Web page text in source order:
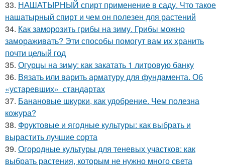
33. НАШАТЫРНЫЙ спирт применение в саду. Что такое
нашатырный спирт и чем он полезен для растений
34. Как заморозить грибы на зиму. Грибы можно
замораживать? Эти способы помогут вам их хранить
почти целый год
35. Огурцы на зиму: как закатать 1 литровую банку
36. Вязать или варить арматуру для фундамента. Об
«устаревших» стандартах
37. Банановые шкурки, как удобрение. Чем полезна
кожура?
38. Фруктовые и ягодные культуры: как выбрать и
вырастить лучшие сорта
39. Огородные культуры для теневых участков: как
выбрать растения, которым не нужно много света